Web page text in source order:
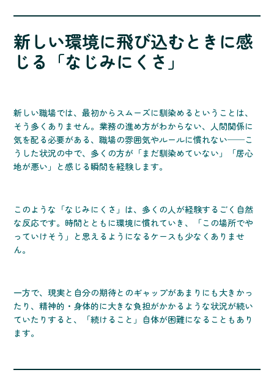
新しい環境に飛び込むときに感
じる「なじみにくさ」
新しい職場では、最初からスムーズに馴染めるということは、
そう多くありません。業務の進め方がわからない、人間関係に
気を配る必要がある、職場の雰囲気やルールに慣れない──こ
うした状況の中で、多くの方が「まだ馴染めていない」「居心
地が悪い」と感じる瞬間を経験します。
このような「なじみにくさ」は、多くの人が経験するごく自然
な反応です。時間とともに環境に慣れていき、「この場所でや
っていけそう」と思えるようになるケースも少なくありませ
ん。
一方で、現実と自分の期待とのギャップがあまりにも大きかっ
たり、精神的・身体的に大きな負担がかかるような状況が続い
ていたりすると、「続けること」自体が困難になることもあり
ます。